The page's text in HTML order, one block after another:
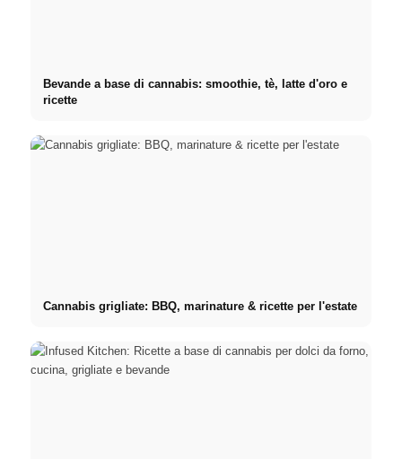
Bevande a base di cannabis: smoothie, tè, latte d'oro e
ricette
Cannabis grigliate: BBQ, marinature & ricette per l'estate